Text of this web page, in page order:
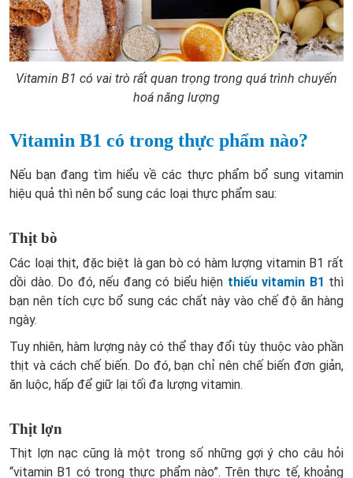
Vitamin B1 có vai trò rất quan trọng trong quá trình chuyển
hoá năng lượng
Vitamin B1 có trong thực phẩm nào?
Nếu bạn đang tìm hiểu về các thực phẩm bổ sung vitamin
hiệu quả thì nên bổ sung các loại thực phẩm sau:
Thịt bò
Các loại thịt, đặc biệt là gan bò có hàm lượng vitamin B1 rất
dồi dào. Do đó, nếu đang có biểu hiện thiếu vitamin B1 thì
bạn nên tích cực bổ sung các chất này vào chế độ ăn hàng
ngày.
Tuy nhiên, hàm lượng này có thể thay đổi tùy thuộc vào phần
thịt và cách chế biến. Do đó, bạn chỉ nên chế biến đơn giản,
ăn luộc, hấp để giữ lại tối đa lượng vitamin.
Thịt lợn
Thịt lợn nạc cũng là một trong số những gợi ý cho câu hỏi
“vitamin B1 có trong thực phẩm nào”. Trên thực tế, khoảng